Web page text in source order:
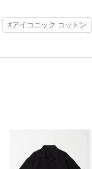
#アイコニック コットン